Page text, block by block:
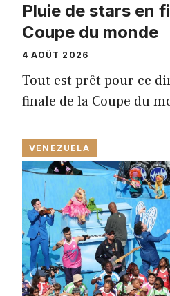
Pluie de stars en
Coupe du monde
4 AOÛT 2026
Tout est prêt pour ce
finale de la Coupe du
VENEZUELA